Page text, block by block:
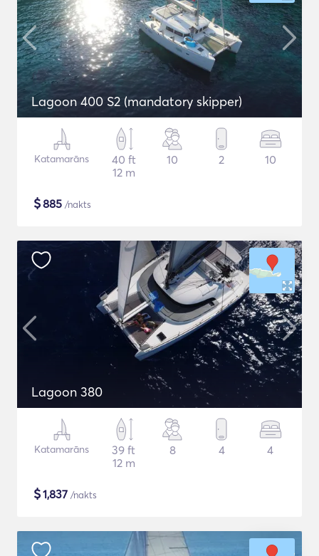
Lagoon 400 S2 (mandatory skipper)
Katamarāns
40 ft
12 m
10 2 10
$885 /nakts
Lagoon 380
Katamarāns
39 ft
12 m
8 4 4
$1,837 /nakts